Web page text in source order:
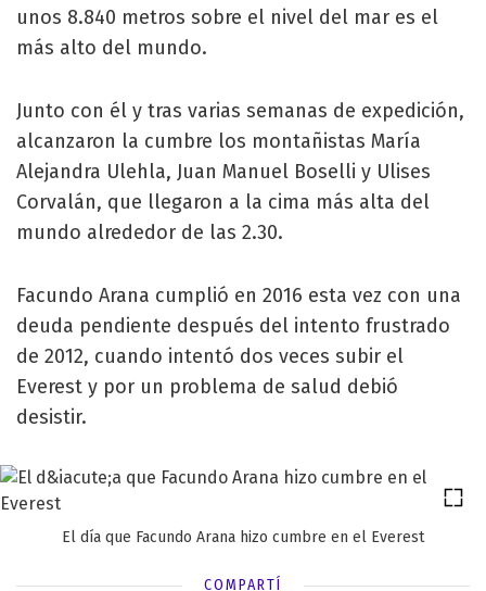
unos 8.840 metros sobre el nivel del mar es el
más alto del mundo.
Junto con él y tras varias semanas de expedición,
alcanzaron la cumbre los montañistas María
Alejandra Ulehla, Juan Manuel Boselli y Ulises
Corvalán, que llegaron a la cima más alta del
mundo alrededor de las 2.30.
Facundo Arana cumplió en 2016 esta vez con una
deuda pendiente después del intento frustrado
de 2012, cuando intentó dos veces subir el
Everest y por un problema de salud debió
desistir.
El día que Facundo Arana hizo cumbre en el Everest
COMPARTÍ